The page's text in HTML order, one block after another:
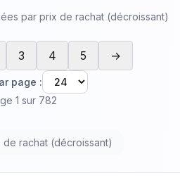
par prix de rachat (décroissant)
3 4 5 →
page :
1 sur 782
de rachat (décroissant)